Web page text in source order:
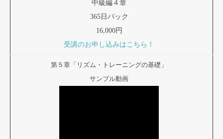
中級編４章
365日パック
16,000円
受講のお申し込みはこちら！
第５章「リズム・トレーニングの基礎」
サンプル動画